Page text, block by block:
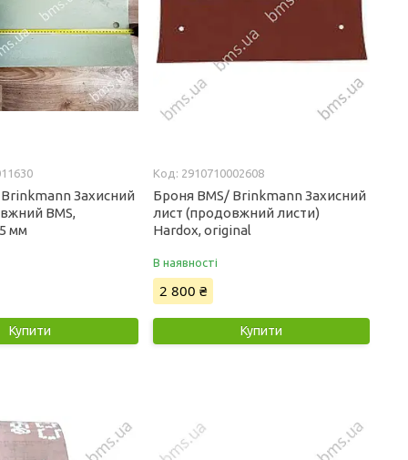
Захисний
BMS,
мм
Купити
2910710002608
Броня BMS/ Brinkmann Захисний
лист (продовжний листи)
Hardox, original
В наявності
2 800 ₴
Купити